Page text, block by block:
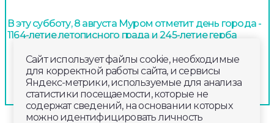
В эту субботу, 8 августа Муром отметит день города -
1164-летие летописного града и 245-летие герба
Сайт использует файлы cookie, необходимые
для корректной работы сайта, и сервисы
Яндекс-метрики, используемые для анализа
статистики посещаемости, которые не
содержат сведений, на основании которых
можно идентифицировать личность